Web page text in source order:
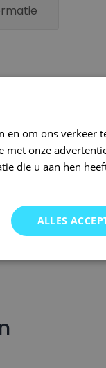
je nu zelf
U dient op
gaat om hoge
in
verf.
uw auto bij SRS
terecht voor
en om ons verkeer
met onze
die u aan hen
ALLES